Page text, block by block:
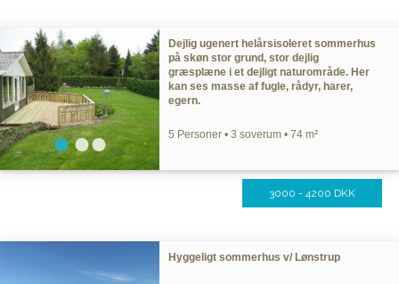
Dejlig ugenert helårsisoleret sommerhus
på skøn stor grund, stor dejlig
græsplæne i et dejligt naturområde. Her
kan ses masse af fugle, rådyr, harer,
egern.
5 Personer • 3 soverum • 74 m²
3000 - 4200 DKK
Hyggeligt sommerhus v/ Lønstrup